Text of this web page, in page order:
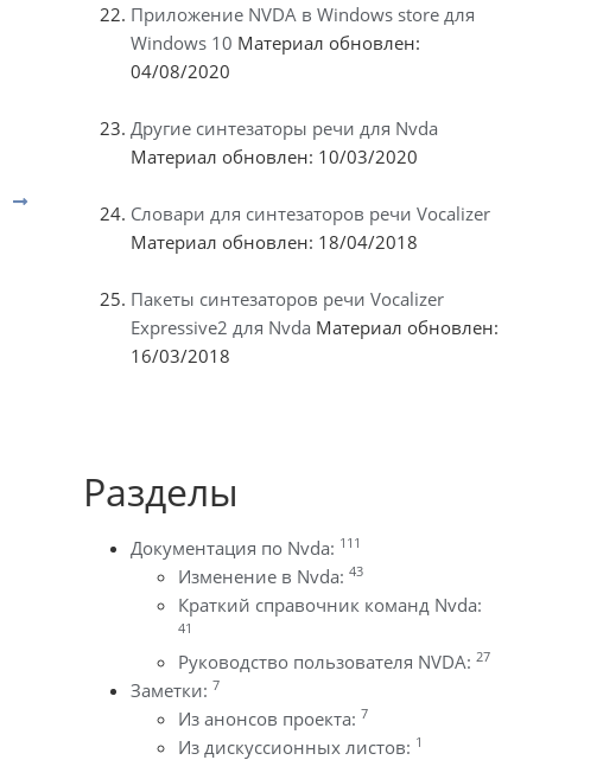
Приложение NVDA в Windows store для
Windows 10 Материал обновлен:
04/08/2020
Другие синтезаторы речи для Nvda
Материал обновлен: 10/03/2020
Словари для синтезаторов речи Vocalizer
Материал обновлен: 18/04/2018
Пакеты синтезаторов речи Vocalizer
Expressive2 для Nvda Материал обновлен:
16/03/2018
Разделы
Документация по Nvda: 111
Изменение в Nvda: 43
Краткий справочник команд Nvda:
41
Руководство пользователя NVDA: 27
Заметки: 7
Из анонсов проекта: 7
Из дискуссионных листов: 1